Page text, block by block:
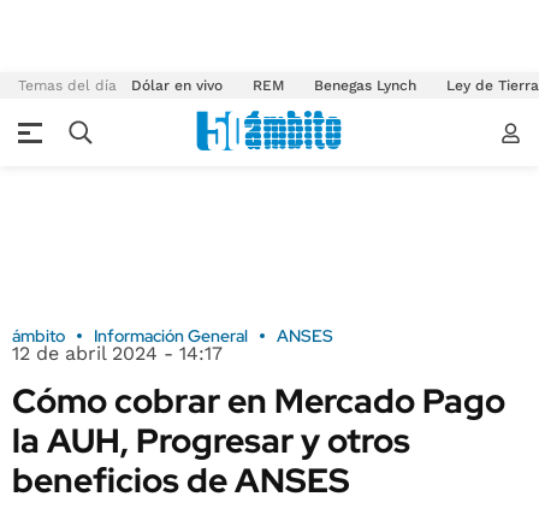
Temas del día Dólar en vivo REM Benegas Lynch Ley de
ámbito Información General ANSES
12 de abril 2024 - 14:17
Cómo cobrar en Mercado Pago
la AUH, Progresar y otros
beneficios de ANSES